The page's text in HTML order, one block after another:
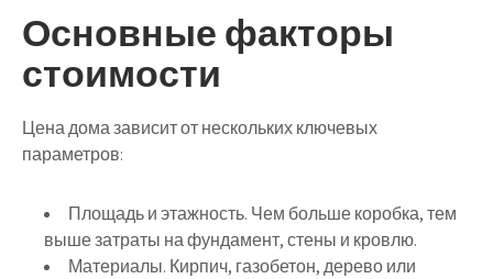
Основные факторы
стоимости
Цена дома зависит от нескольких ключевых
параметров:
Площадь и этажность. Чем больше коробка, тем
выше затраты на фундамент, стены и кровлю.
Материалы. Кирпич, газобетон, дерево или